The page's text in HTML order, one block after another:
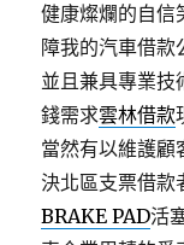
健康燦爛的自信
障我的汽車借
並且兼具專業技
錢需求雲林借款
當然有以維護顧
決北區支票借款
BRAKE PAD活